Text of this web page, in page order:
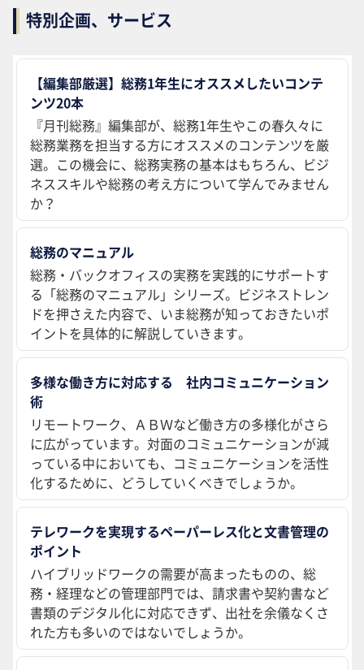
特別企画、サービス
【編集部厳選】総務1年生にオススメしたいコンテ
ンツ20本
『月刊総務』編集部が、総務1年生やこの春久々に
総務業務を担当する方にオススメのコンテンツを厳
選。この機会に、総務実務の基本はもちろん、ビジ
ネススキルや総務の考え方について学んでみません
か？
総務のマニュアル
総務・バックオフィスの実務を実践的にサポートす
る「総務のマニュアル」シリーズ。ビジネストレン
ドを押さえた内容で、いま総務が知っておきたいポ
イントを具体的に解説していきます。
多様な働き方に対応する 社内コミュニケーション
術
リモートワーク、ＡＢＷなど働き方の多様化がさら
に広がっています。対面のコミュニケーションが減
っている中においても、コミュニケーションを活性
化するために、どうしていくべきでしょうか。
テレワークを実現するペーパーレス化と文書管理の
ポイント
ハイブリッドワークの需要が高まったものの、総
務・経理などの管理部門では、請求書や契約書など
書類のデジタル化に対応できず、出社を余儀なくさ
れた方も多いのではないでしょうか。